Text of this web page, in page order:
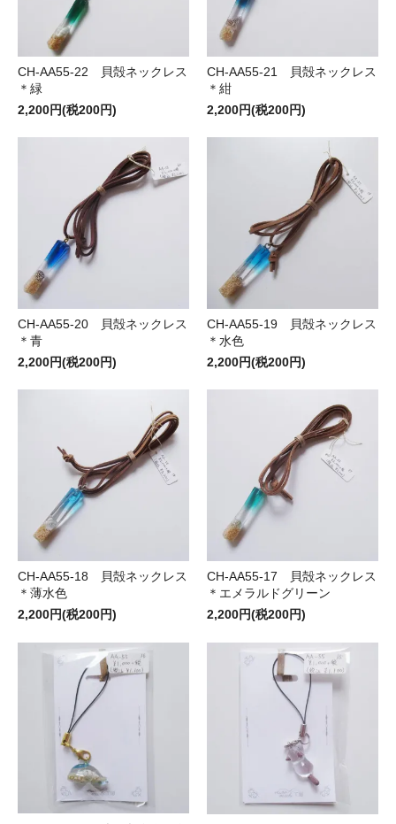
CH-AA55-22 貝殻ネックレス
＊緑
2,200円(税200円)
CH-AA55-21 貝殻ネックレス
＊紺
2,200円(税200円)
CH-AA55-20 貝殻ネックレス
＊青
2,200円(税200円)
CH-AA55-19 貝殻ネックレス
＊水色
2,200円(税200円)
CH-AA55-18 貝殻ネックレス
＊薄水色
2,200円(税200円)
CH-AA55-17 貝殻ネックレス
＊エメラルドグリーン
2,200円(税200円)